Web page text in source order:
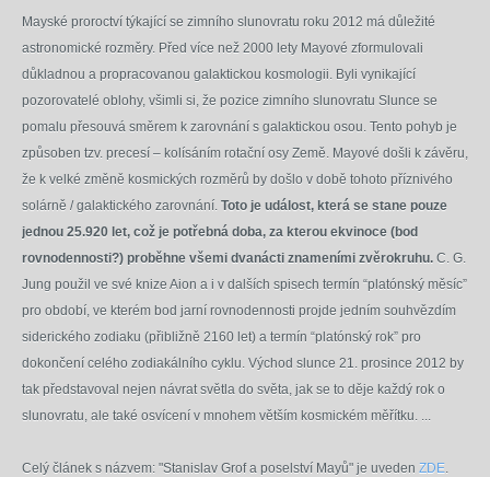
Mayské proroctví týkající se zimního slunovratu roku 2012 má důležité
astronomické rozměry. Před více než 2000 lety Mayové zformulovali
důkladnou a propracovanou galaktickou kosmologii. Byli vynikající
pozorovatelé oblohy, všimli si, že pozice zimního slunovratu Slunce se
pomalu přesouvá směrem k zarovnání s galaktickou osou. Tento pohyb je
způsoben tzv. precesí – kolísáním rotační osy Země. Mayové došli k závěru,
že k velké změně kosmických rozměrů by došlo v době tohoto příznivého
solárně / galaktického zarovnání. Toto je událost, která se stane pouze
jednou 25.920 let, což je potřebná doba, za kterou ekvinoce (bod
rovnodennosti?) proběhne všemi dvanácti znameními zvěrokruhu. C. G.
Jung použil ve své knize Aion a i v dalších spisech termín “platónský měsíc”
pro období, ve kterém bod jarní rovnodennosti projde jedním souhvězdím
siderického zodiaku (přibližně 2160 let) a termín “platónský rok” pro
dokončení celého zodiakálního cyklu. Východ slunce 21. prosince 2012 by
tak představoval nejen návrat světla do světa, jak se to děje každý rok o
slunovratu, ale také osvícení v mnohem větším kosmickém měřítku. ...
Celý článek s názvem: "Stanislav Grof a poselství Mayů" je uveden ZDE.